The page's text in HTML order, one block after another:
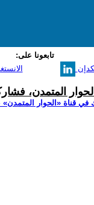
تابعونا على:
المتمدن،
في قناة ‫«الحوار المتمدن»